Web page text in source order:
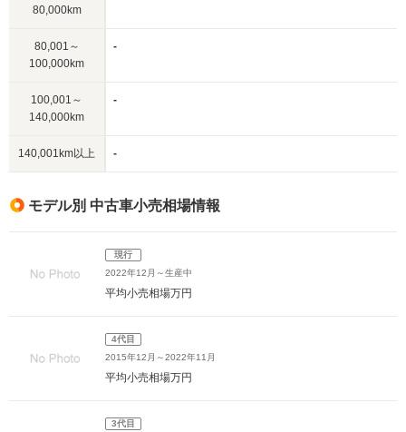
80,000km
80,001～
100,000km
-
100,001～
140,000km
-
140,001km以上 -
モデル別 中古車小売相場情報
現行
2022年12月～生産中
平均小売相場万円
4代目
2015年12月～2022年11月
平均小売相場万円
3代目